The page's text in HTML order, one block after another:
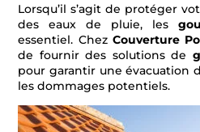
Lorsqu’il s’agit de protéger
des eaux de pluie, les
essentiel. Chez Couverture
de fournir des solutions de
pour garantir une évacuation
les dommages potentiels.